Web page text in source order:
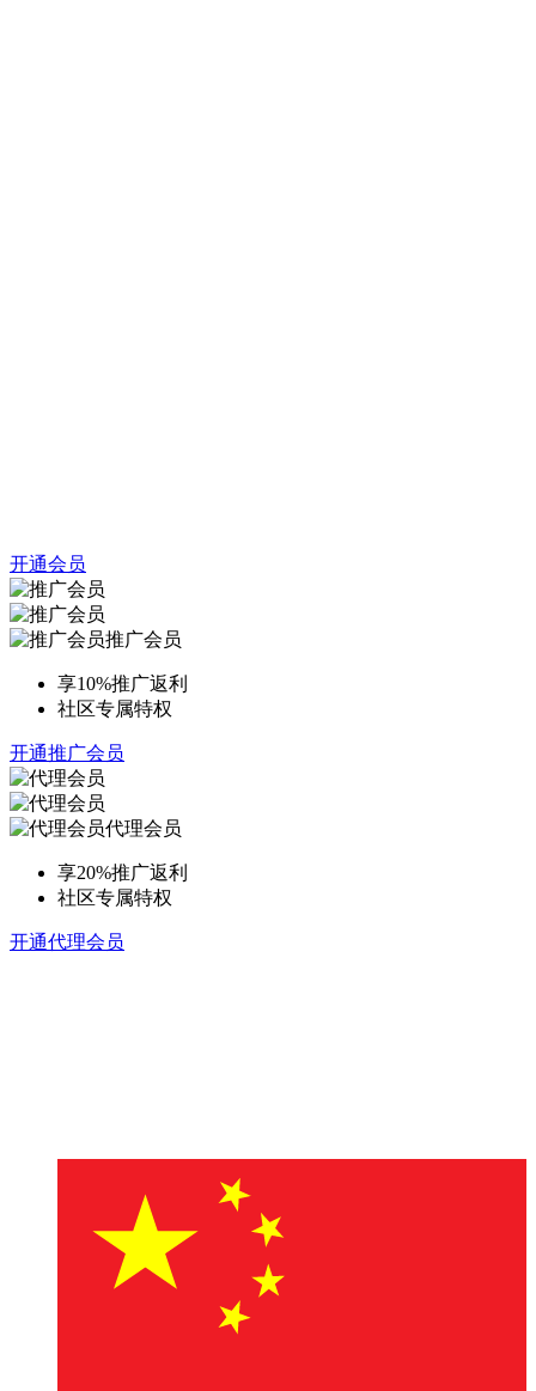
开通会员
推广会员
享10%推广返利
社区专属特权
开通推广会员
代理会员
享20%推广返利
社区专属特权
开通代理会员